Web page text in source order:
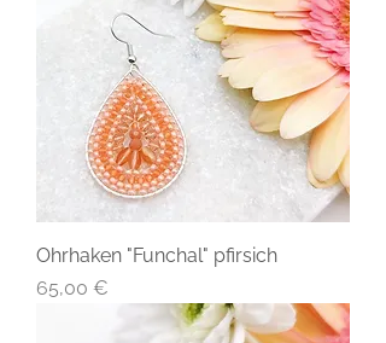
Ohrhaken "Funchal" pfirsich
Preis
65,00 €